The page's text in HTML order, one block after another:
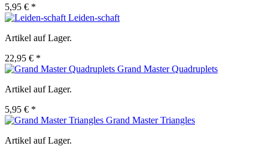
5,95 € *
Leiden-schaft
Artikel auf Lager.
22,95 € *
Grand Master Quadruplets
Artikel auf Lager.
5,95 € *
Grand Master Triangles
Artikel auf Lager.